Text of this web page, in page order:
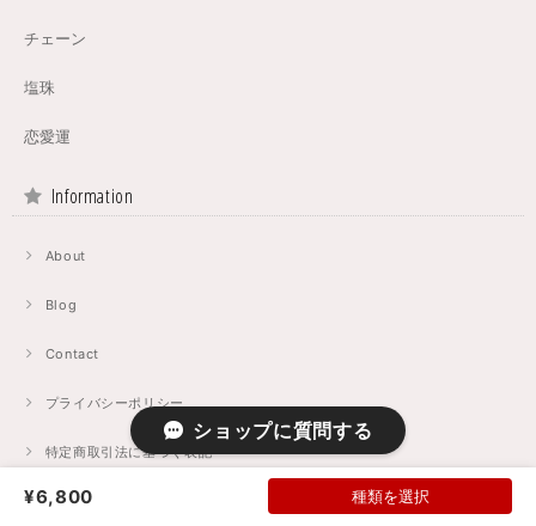
チェーン
塩珠
恋愛運
Information
About
Blog
Contact
プライバシーポリシー
特定商取引法に基づく表記
Link
¥6,800 種類を選択
ショップに質問する